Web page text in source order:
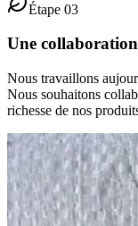
Étape 03
Une
Nous travaillons
Nous souhaitons
richesse de nos